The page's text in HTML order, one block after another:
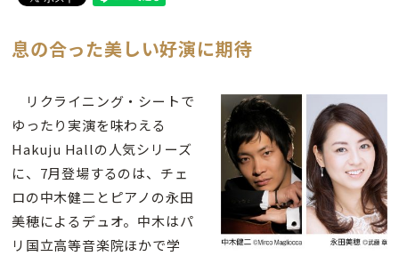
息の合った美しい好演に期待
リクライニング・シートで
ゆったり実演を味わえる
Hakuju Hallの人気シリーズ
に、7月登場するのは、チェ
ロの中木健二とピアノの永田
美穂によるデュオ。中木はパ
リ国立高等音楽院ほかで学